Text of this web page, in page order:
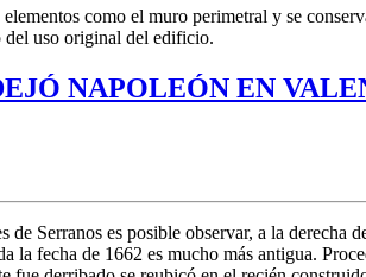
como el muro perimetral y se
del uso original del edificio.
NAPOLEÓN EN
de Serranos es posible observar, a la derecha
la fecha de 1662 es mucho más antigua.